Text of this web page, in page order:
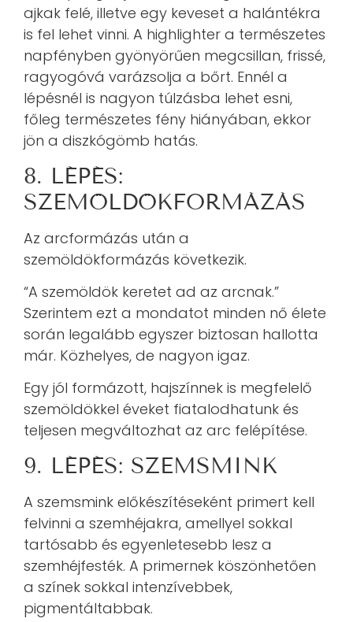
ajkak felé, illetve egy keveset a halántékra
is fel lehet vinni. A highlighter a természetes
napfényben gyönyörűen megcsillan, frissé,
ragyogóvá varázsolja a bőrt. Ennél a
lépésnél is nagyon túlzásba lehet esni,
főleg természetes fény hiányában, ekkor
jön a diszkógömb hatás.
8. LÉPÉS:
SZEMÖLDÖKFORMÁZÁS
Az arcformázás után a
szemöldökformázás következik.
“A szemöldök keretet ad az arcnak.”
Szerintem ezt a mondatot minden nő élete
során legalább egyszer biztosan hallotta
már. Közhelyes, de nagyon igaz.
Egy jól formázott, hajszínnek is megfelelő
szemöldökkel éveket fiatalodhatunk és
teljesen megváltozhat az arc felépítése.
9. LÉPÉS: SZEMSMINK
A szemsmink előkészítéseként primert kell
felvinni a szemhéjakra, amellyel sokkal
tartósabb és egyenletesebb lesz a
szemhéjfesték. A primernek köszönhetően
a színek sokkal intenzívebbek,
pigmentáltabbak.